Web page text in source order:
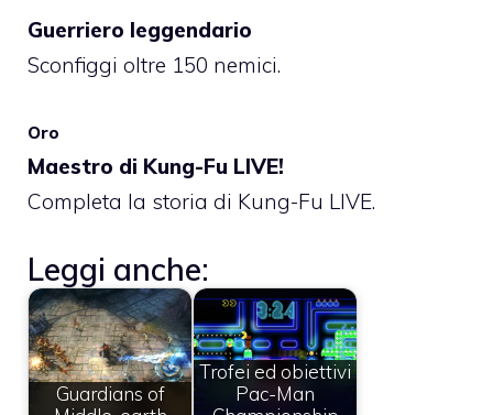
Guerriero leggendario
Sconfiggi oltre 150 nemici.
Oro
Maestro di Kung-Fu LIVE!
Completa la storia di Kung-Fu LIVE.
Leggi anche:
Guardians of
Trofei ed obiettivi
Pac-Man